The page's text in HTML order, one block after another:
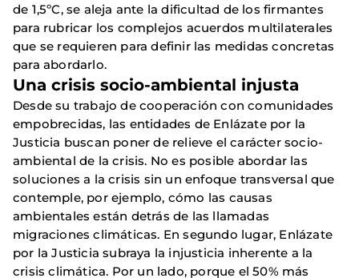
de 1,5ºC, se aleja ante la dificultad de los firmantes
para rubricar los complejos acuerdos multilaterales
que se requieren para definir las medidas concretas
para abordarlo.
Una crisis socio-ambiental injusta
Desde su trabajo de cooperación con comunidades
empobrecidas, las entidades de Enlázate por la
Justicia buscan poner de relieve el carácter socio-
ambiental de la crisis. No es posible abordar las
soluciones a la crisis sin un enfoque transversal que
contemple, por ejemplo, cómo las causas
ambientales están detrás de las llamadas
migraciones climáticas. En segundo lugar, Enlázate
por la Justicia subraya la injusticia inherente a la
crisis climática. Por un lado, porque el 50% más